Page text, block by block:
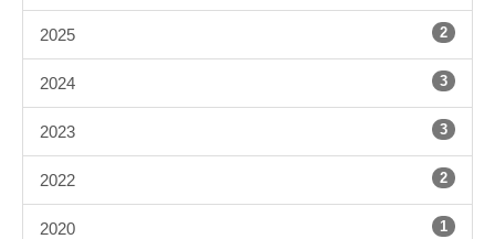
2025 2
2024 3
2023 3
2022 2
2020 1